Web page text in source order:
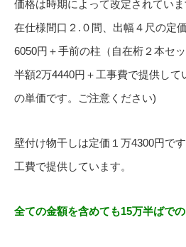
価格は時期によって改定されてい
在仕様間口２.０間、出幅４尺の定
6050円＋手前の柱（自在桁２本セ
半額2万4440円＋工事費で提供して
の単価です。ご注意ください)
壁付け物干しは定価１万4300円で
工費で提供しています。
全ての金額を含めても15万半ばで